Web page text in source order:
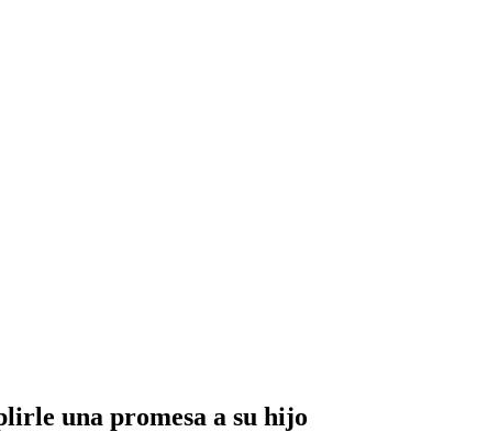
una promesa a su hijo